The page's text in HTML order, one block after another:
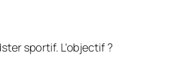
sportif. L’objectif ?